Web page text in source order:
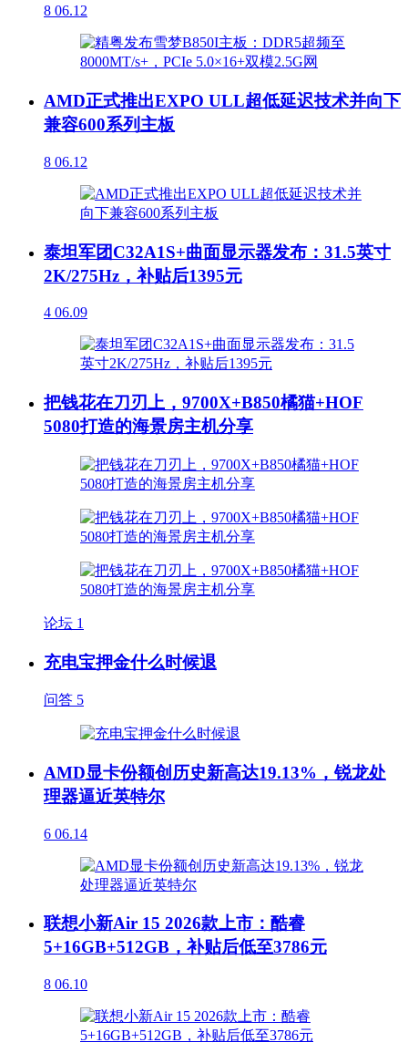
8 06.12
AMD正式推出EXPO ULL超低延迟技术并向下
兼容600系列主板
8 06.12
泰坦军团C32A1S+曲面显示器发布：31.5英寸
2K/275Hz，补贴后1395元
4 06.09
把钱花在刀刃上，9700X+B850橘猫+HOF
5080打造的海景房主机分享
论坛 1
充电宝押金什么时候退
问答 5
AMD显卡份额创历史新高达19.13%，锐龙处
理器逼近英特尔
6 06.14
联想小新Air 15 2026款上市：酷睿
5+16GB+512GB，补贴后低至3786元
8 06.10